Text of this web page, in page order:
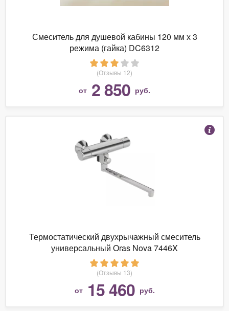
Смеситель для душевой кабины 120 мм х 3
режима (гайка) DC6312
(Отзывы 12)
от 2 850 руб.
Термостатический двухрычажный смеситель
универсальный Oras Nova 7446X
(Отзывы 13)
от 15 460 руб.